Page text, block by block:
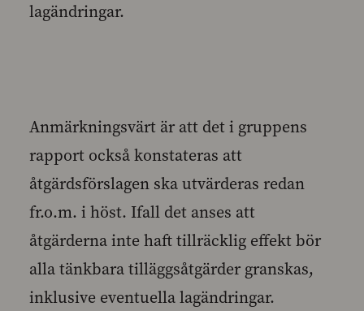
lagändringar.
Anmärkningsvärt är att det i gruppens
rapport också konstateras att
åtgärdsförslagen ska utvärderas redan
fr.o.m. i höst. Ifall det anses att
åtgärderna inte haft tillräcklig effekt bör
alla tänkbara tilläggsåtgärder granskas,
inklusive eventuella lagändringar.